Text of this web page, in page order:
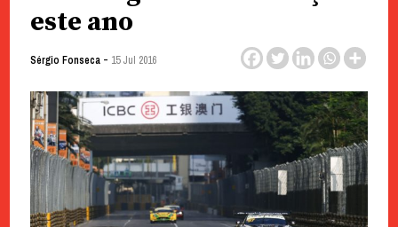
este ano
Sérgio Fonseca- 15 Jul 2016